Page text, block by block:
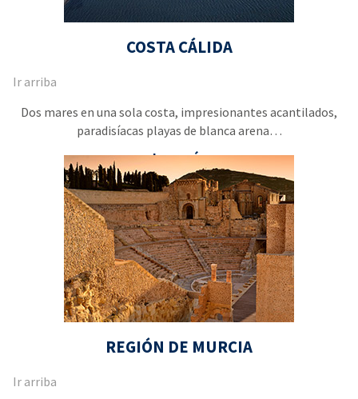
COSTA CÁLIDA
Ir arriba
Dos mares en una sola costa, impresionantes acantilados,
paradisíacas playas de blanca arena…
Leer más
REGIÓN DE MURCIA
Ir arriba